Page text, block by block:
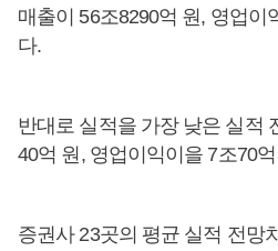
매출이 56조8290억 원, 영업이
다.
반대로 실적을 가장 낮은 실적
40억 원, 영업이익이을 7조70
증권사 23곳의 평균 실적 전망